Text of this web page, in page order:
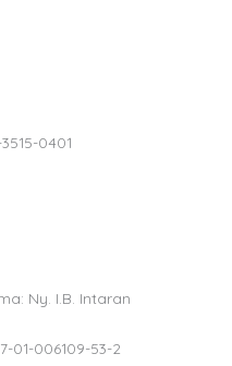
0401
Ny. I.B. Intaran
01-006109-53-2